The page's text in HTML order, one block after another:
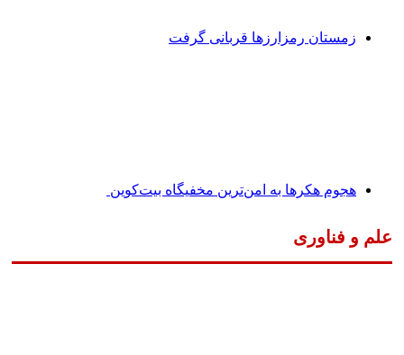
زمستان رمزارزها قربانی گرفت
هجوم هکرها به امن‌ترین مخفیگاه بیت‌کوین
علم و فناوری